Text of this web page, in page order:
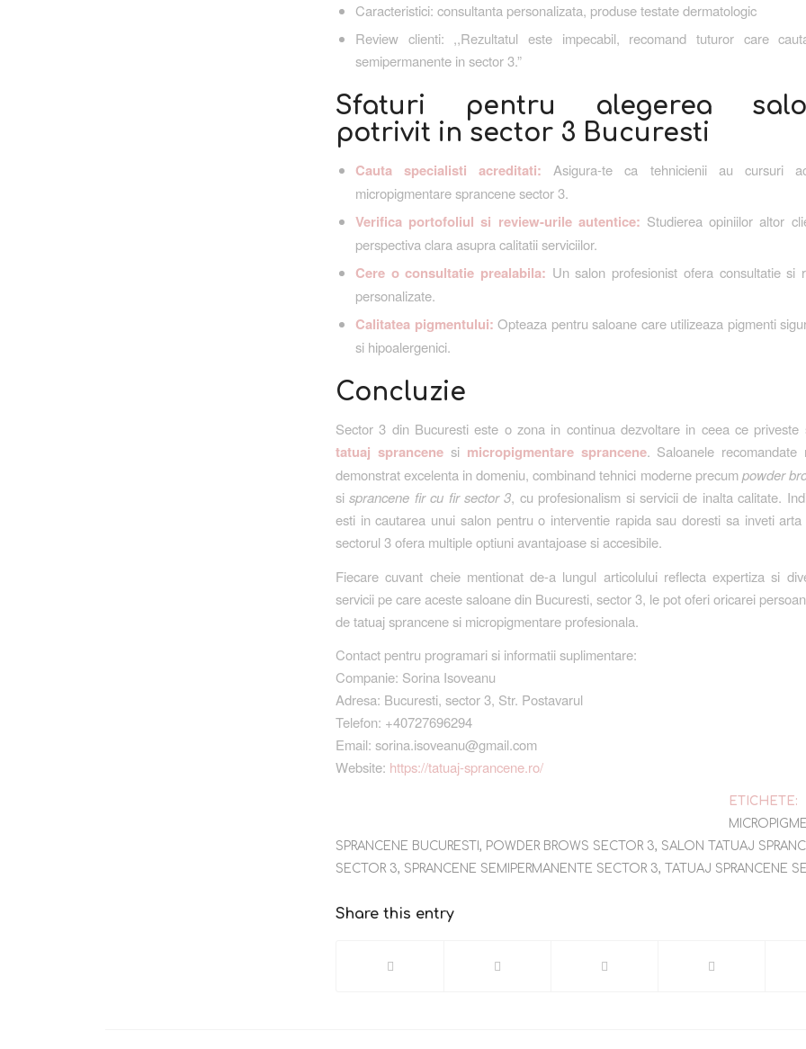
Caracteristici: consultanta personalizata, produse testate dermatologic
Review clienti: ,,Rezultatul este impecabil, recomand tuturor care
semipermanente in sector 3.”
Sfaturi pentru alegerea
potrivit in sector 3 Bucuresti
Cauta specialisti acreditati: Asigura-te ca tehnicienii au cursuri
micropigmentare sprancene sector 3.
Verifica portofoliul si review-urile autentice: Studierea opiniilor altor
perspectiva clara asupra calitatii serviciilor.
Cere o consultatie prealabila: Un salon profesionist ofera consultatie si
personalizate.
Calitatea pigmentului: Opteaza pentru saloane care utilizeaza pigmenti
si hipoalergenici.
Concluzie
Sector 3 din Bucuresti este o zona in continua dezvoltare in ceea ce priveste
tatuaj sprancenesi micropigmentare sprancene. Saloanele recomandate
demonstrat excelenta in domeniu, combinand tehnici moderne precumpowder
sisprancene fir cu fir sector 3, cu profesionalism si servicii de inalta calitate.
esti in cautarea unui salon pentru o interventie rapida sau doresti sa inveti arta
sectorul 3 ofera multiple optiuni avantajoase si accesibile.
Fiecare cuvant cheie mentionat de-a lungul articolului reflecta expertiza si
servicii pe care aceste saloane din Bucuresti, sector 3, le pot oferi oricarei
de tatuaj sprancene si micropigmentare profesionala.
Contact pentru programari si informatii suplimentare:
Companie: Sorina Isoveanu
Adresa: Bucuresti, sector 3, Str. Postavarul
Telefon: +40727696294
Email: sorina.isoveanu@gmail.com
Website: https://tatuaj-sprancene.ro/
ETICHETE:
SPRANCENE BUCURESTI , POWDER BROWS SECTOR 3, SALON TATUAJ
SECTOR 3, SPRANCENE SEMIPERMANENTE SECTOR 3, TATUAJ SPRANCENE
Share this entry